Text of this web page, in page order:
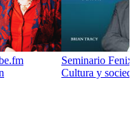
Seminario
Cultura y